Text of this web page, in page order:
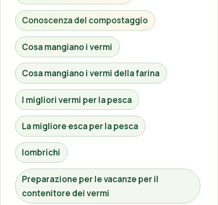
Conoscenza del compostaggio
Cosa mangiano i vermi
Cosa mangiano i vermi della farina
I migliori vermi per la pesca
La migliore esca per la pesca
lombrichi
Preparazione per le vacanze per il
contenitore dei vermi